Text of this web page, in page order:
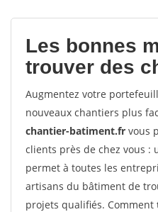
Les bonnes
trouver des
Augmentez votre
nouveaux chantiers plus
chantier-batiment.fr vous
clients près de chez vous :
permet à toutes les
artisans du bâtiment de
projets qualifiés. Comment